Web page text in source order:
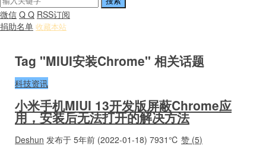
微信 Q Q RSS订阅
捐助名单 收藏本站
Tag "MIUI安装Chrome" 相关话题
科技资讯
小米手机MIUI 13开发版屏蔽Chrome应
用，安装后无法打开的解决方法
Deshun 发布于 5年前 (2022-01-18) 7931℃ 赞 (5)